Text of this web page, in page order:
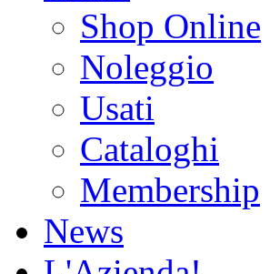
Shop Online
Noleggio
Usati
Cataloghi
Membership
News